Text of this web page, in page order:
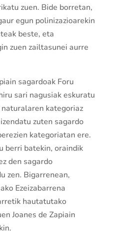
zuen. Bide borretan,
egun polinizazioarekin
beste, eta
zuen zailtasunei aurre
sagardoak Foru
sari nagusiak eskuratu
kategoriaz
zuten sagardo
kategoriatan ere.
berri batekin, oraindik
den sagardo
zen. Bigarrenean,
Ezeizabarrena
hautatutako
Joanes de Zapiain